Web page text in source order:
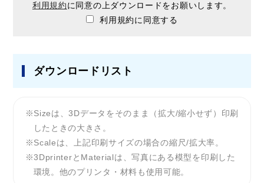
利用規約に同意の上ダウンロードをお願いします。
利用規約に同意する
ダウンロードリスト
Sizeは、3Dデータをそのまま（拡大/縮小せず）印刷
したときの大きさ。
Scaleは、上記印刷サイズの場合の縮尺/拡大率。
3DprinterとMaterialは、写真にある模型を印刷した
環境。他のプリンタ・材料も使用可能。